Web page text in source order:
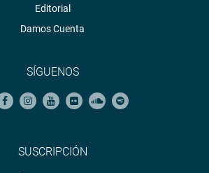
Editorial
Damos Cuenta
SÍGUENOS
SUSCRIPCIÓN